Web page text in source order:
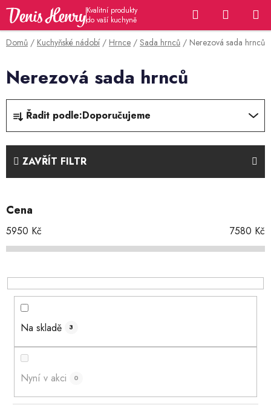
Přejít
obsah
Hledat
KOŠÍK
Domů / Kuchyňské nádobí / Hrnce / Sada hrnců / Nerezová sada hrnců
Nerezová sada hrnců
Ř
z
í
p
r
o
d
k
t
Řadit podle:Doporučujeme
ZAVŘÍT FILTR
Cena
5950 Kč 7580 Kč
Na skladě 3
Nyní v akci 0